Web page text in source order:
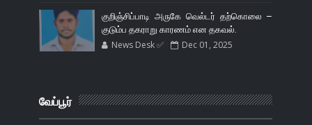
குறிஞ்சிப்பாடி அருகே வெல்டர் தற்கொலை –
குடும்ப தகராறு காரணம் என தகவல்.
News Desk ✅ Dec 01, 2025
வேப்பூர்